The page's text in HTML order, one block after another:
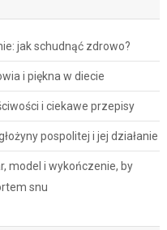
jak schudnąć zdrowo?
i piękna w diecie
i ciekawe przepisy
pospolitej i jej działanie
model i wykończenie, by
snu